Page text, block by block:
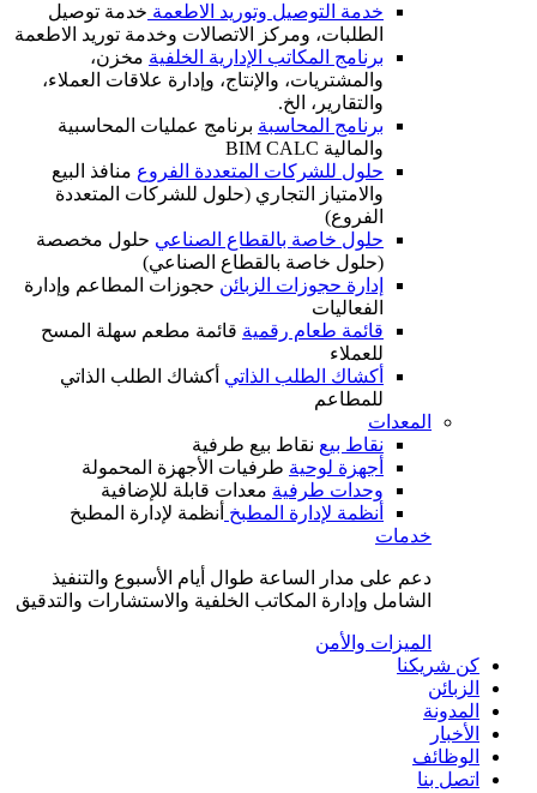
خدمة التوصيل وتوريد الاطعمة خدمة توصيل
الطلبات، ومركز الاتصالات وخدمة توريد الاطعمة
برنامج المكاتب الإدارية الخلفية مخزن،
والمشتريات، والإنتاج، وإدارة علاقات العملاء،
والتقارير، الخ.
برنامج المحاسبة برنامج عمليات المحاسبية
والمالية BIM CALC
حلول للشركات المتعددة الفروع منافذ البيع
والامتياز التجاري (حلول للشركات المتعددة
الفروع)
حلول خاصة بالقطاع الصناعي حلول مخصصة
(حلول خاصة بالقطاع الصناعي)
إدارة حجوزات الزبائن حجوزات المطاعم وإدارة
الفعاليات
قائمة طعام رقمية قائمة مطعم سهلة المسح
للعملاء
أكشاك الطلب الذاتي أكشاك الطلب الذاتي
للمطاعم
المعدات
نقاط بيع نقاط بيع طرفية
أجهزة لوحية طرفيات الأجهزة المحمولة
وحدات طرفية معدات قابلة للإضافية
أنظمة لإدارة المطبخ أنظمة لإدارة المطبخ
خدمات
دعم على مدار الساعة طوال أيام الأسبوع والتنفيذ
الشامل وإدارة المكاتب الخلفية والاستشارات والتدقيق
الميزات والأمن
كن شريكنا
الزبائن
المدونة
الأخبار
الوظائف
اتصل بنا